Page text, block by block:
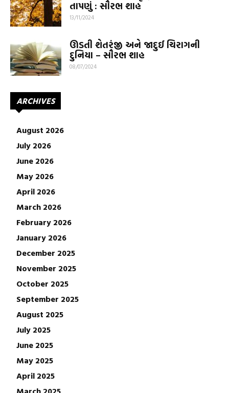
તાપણું : સૌરભ શાહ
13/11/2024
ઊડતી શેતરંજી અને જાદુઈ ચિરાગની
દુનિયા – સૌરભ શાહ
08/07/2024
ARCHIVES
August 2026
July 2026
June 2026
May 2026
April 2026
March 2026
February 2026
January 2026
December 2025
November 2025
October 2025
September 2025
August 2025
July 2025
June 2025
May 2025
April 2025